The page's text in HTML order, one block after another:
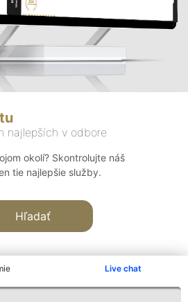
Live chat
najlepších v odbore
okolí? Skontrolujte náš
tie najlepšie služby.
Hľadať